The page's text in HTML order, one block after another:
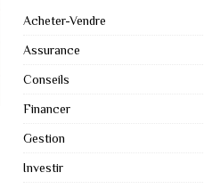
Acheter-Vendre
Assurance
Conseils
Financer
Gestion
Investir